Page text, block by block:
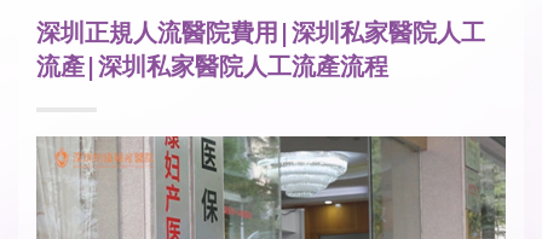
深圳正規人流醫院費用|深圳私家醫院人工
流產|深圳私家醫院人工流產流程